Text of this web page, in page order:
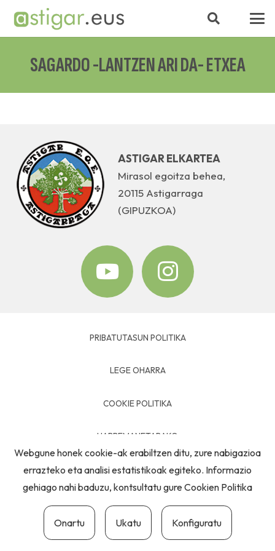
SAGARDO -LANTZEN ARI DA- ETXEA
ASTIGAR ELKARTEA
Mirasol egoitza behea,
20115 Astigarraga
(GIPUZKOA)
PRIBATUTASUN POLITIKA
LEGE OHARRA
COOKIE POLITIKA
HARREMANETARAKO
Webgune honek cookie-ak erabiltzen ditu, zure nabigazioa
errazteko eta analisi estatistikoak egiteko. Informazio
gehiago nahi baduzu, kontsultatu gureCookien Politika
Onartu Ukatu Konfiguratu